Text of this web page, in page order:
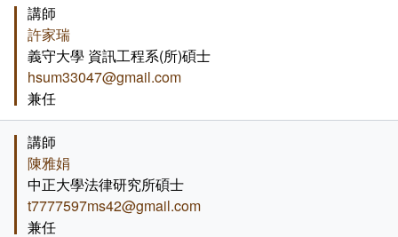
內部自我評鑑專區
外部自我評鑑專區
課程地圖
課程地圖主頁
活動花絮
字 講師
許家瑞
義守大學 資訊工程系(所)碩士
hsum33047@gmail.com
兼任
講師
陳雅娟
中正大學法律研究所碩士
t7777597ms42@gmail.com
兼任